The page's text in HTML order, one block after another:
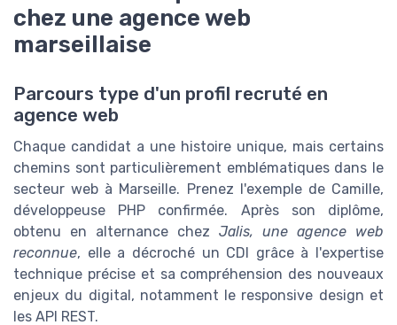
chez une agence web
marseillaise
Parcours type d'un profil recruté en
agence web
Chaque candidat a une histoire unique, mais certains
chemins sont particulièrement emblématiques dans le
secteur web à Marseille. Prenez l'exemple de Camille,
développeuse PHP confirmée. Après son diplôme,
obtenu en alternance chez Jalis, une agence web
reconnue, elle a décroché un CDI grâce à l'expertise
technique précise et sa compréhension des nouveaux
enjeux du digital, notamment le responsive design et
les API REST.